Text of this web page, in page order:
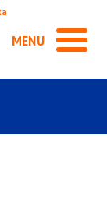
MENU